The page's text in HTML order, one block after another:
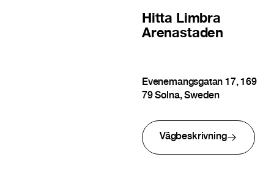
Hitta Limbra
Arenastaden
Evenemangsgatan 17, 169
79 Solna, Sweden
Vägbeskrivning